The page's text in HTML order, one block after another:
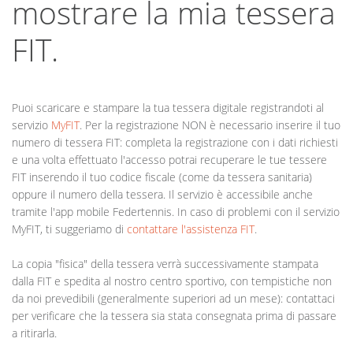
mostrare la mia tessera
FIT.
Puoi scaricare e stampare la tua tessera digitale registrandoti al
servizio MyFIT. Per la registrazione NON è necessario inserire il tuo
numero di tessera FIT: completa la registrazione con i dati richiesti
e una volta effettuato l'accesso potrai recuperare le tue tessere
FIT inserendo il tuo codice fiscale (come da tessera sanitaria)
oppure il numero della tessera. Il servizio è accessibile anche
tramite l'app mobile Federtennis. In caso di problemi con il servizio
MyFIT, ti suggeriamo di contattare l'assistenza FIT.
La copia "fisica" della tessera verrà successivamente stampata
dalla FIT e spedita al nostro centro sportivo, con tempistiche non
da noi prevedibili (generalmente superiori ad un mese): contattaci
per verificare che la tessera sia stata consegnata prima di passare
a ritirarla.